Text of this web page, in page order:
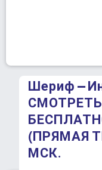
Шериф –
(ПРЯМАЯ
МСК.